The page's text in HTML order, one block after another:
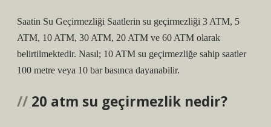
Saatin Su Geçirmezliği Saatlerin su geçirmezliği 3 ATM, 5
ATM, 10 ATM, 30 ATM, 20 ATM ve 60 ATM olarak
belirtilmektedir. Nasıl; 10 ATM su geçirmezliğe sahip saatler
100 metre veya 10 bar basınca dayanabilir.
20 atm su geçirmezlik nedir?